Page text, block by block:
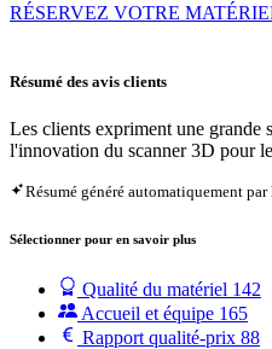
RÉSERVEZ VOTRE
Résumé des avis clients
Les clients expriment une grande
l'innovation du scanner 3D pour
Résumé généré automatiquement
Sélectionner pour en savoir plus
Qualité du matériel 142
Accueil et équipe 165
Rapport qualité-prix 88